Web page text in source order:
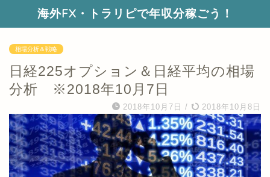
海外FX・トラリピで年収分稼ごう！
相場分析＆戦略
日経225オプション＆日経平均の相場
分析 ※2018年10月7日
2018年10月7日 / 2018年10月8日